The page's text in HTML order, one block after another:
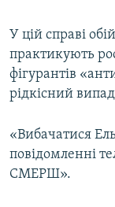
У цій справі
практикують
фігурантів
рідкісний
«Вибачатися
повідомленні
СМЕРШ».